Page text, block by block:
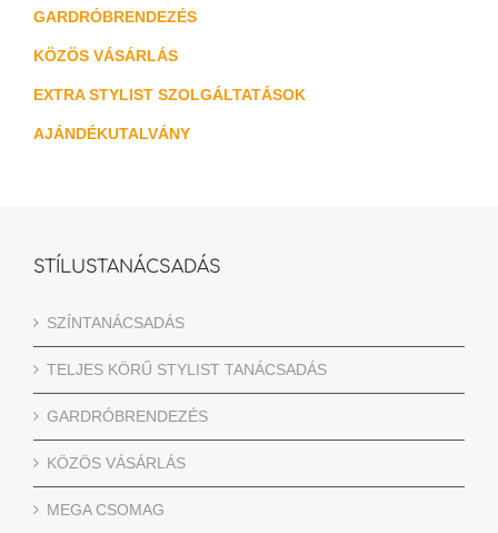
GARDRÓBRENDEZÉS
KÖZÖS VÁSÁRLÁS
EXTRA STYLIST SZOLGÁLTATÁSOK
AJÁNDÉKUTALVÁNY
STÍLUSTANÁCSADÁS
SZÍNTANÁCSADÁS
TELJES KÖRŰ STYLIST TANÁCSADÁS
GARDRÓBRENDEZÉS
KÖZÖS VÁSÁRLÁS
MEGA CSOMAG